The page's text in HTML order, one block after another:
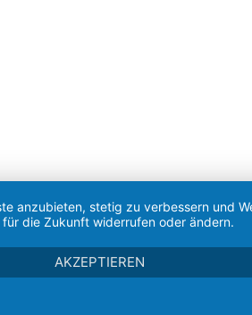
anzubieten, stetig zu verbessern und
die Zukunft widerrufen oder ändern.
AKZEPTIEREN